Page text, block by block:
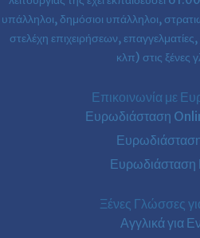
υπάλληλοι, δημόσιοι υπάλληλοι,
στελέχη επιχειρήσεων,
κλπ) στις ξένες
Επικοινωνία με
Ευρωδιάσταση
Ευρωδιάσταση
Ξένες Γλώσσες
Αγγλικά για